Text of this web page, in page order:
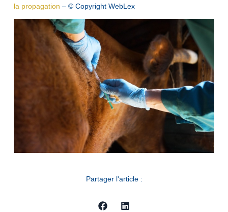
la propagation – © Copyright WebLex
Partager l'article :